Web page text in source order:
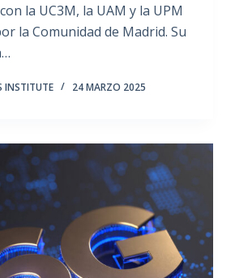
la UC3M, la UAM y la UPM
la Comunidad de Madrid. Su
INSTITUTE 24 MARZO 2025